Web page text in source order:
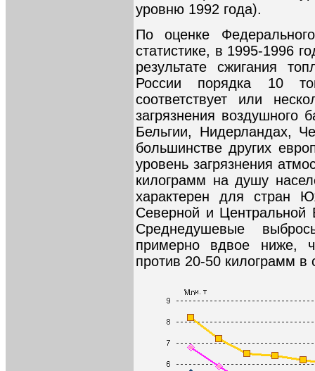
уровню 1992 года).
По оценке
статистике, в 1995-1996
результате сжигания
России порядка 10
соответствует или
загрязнения воздушного
Бельгии, Нидерландах,
большинстве других
уровень загрязнения
килограмм на душу
характерен для стран
Северной и Центральной
Среднедушевые
примерно вдвое ниже,
против 20-50 килограмм